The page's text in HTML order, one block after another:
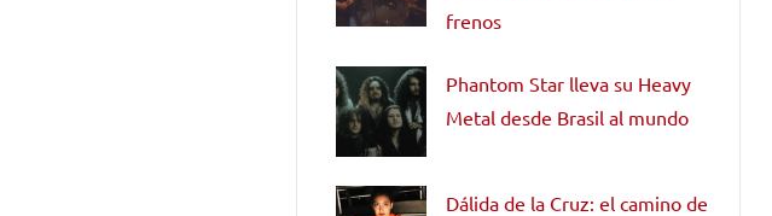
frenos
Phantom Star lleva su Heavy
Metal desde Brasil al mundo
Dálida de la Cruz: el camino de